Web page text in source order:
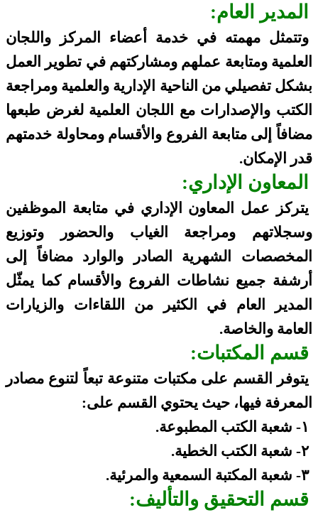
المدير العام:
وتتمثل مهمته في خدمة أعضاء المركز واللجان
العلمية ومتابعة عملهم ومشاركتهم في تطوير العمل
بشكل تفصيلي من الناحية الإدارية والعلمية ومراجعة
الكتب والإصدارات مع اللجان العلمية لغرض طبعها
مضافاً إلى متابعة الفروع والأقسام ومحاولة خدمتهم
قدر الإمكان.
المعاون الإداري:
يتركز عمل المعاون الإداري في متابعة الموظفين
وسجلاتهم ومراجعة الغياب والحضور وتوزيع
المخصصات الشهرية الصادر والوارد مضافاً إلى
أرشفة جميع نشاطات الفروع والأقسام كما يمثّل
المدير العام في الكثير من اللقاءات والزيارات
العامة والخاصة.
قسم المكتبات:
يتوفر القسم على مكتبات متنوعة تبعاً لتنوع مصادر
المعرفة فيها، حيث يحتوي القسم على:
١- شعبة الكتب المطبوعة.
٢- شعبة الكتب الخطية.
٣- شعبة المكتبة السمعية والمرئية.
قسم التحقيق والتأليف: